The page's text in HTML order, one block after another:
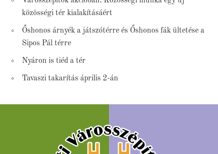
közösségi tér kialakításáért
Őshonos árnyék a játszótérre és Őshonos fák ültetése a
Sipos Pál térre
Nyáron is tiéd a tér
Tavaszi takarítás április 2-án